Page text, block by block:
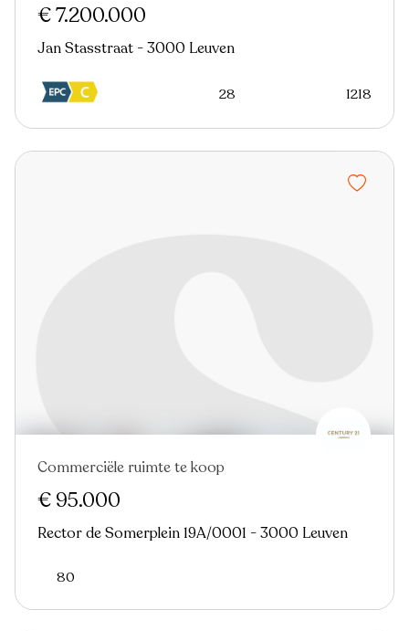
€ 7.200.000
Jan Stasstraat - 3000 Leuven
28 1218
Commerciële ruimte te koop
€ 95.000
Rector de Somerplein 19A/0001 - 3000 Leuven
80